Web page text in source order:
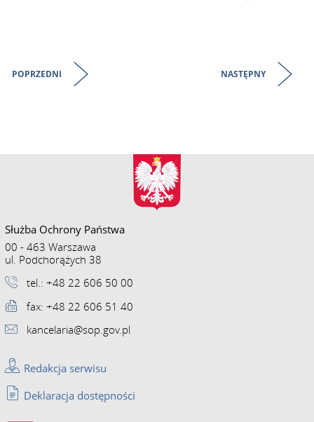
POPRZEDNI NASTĘPNY
Służba Ochrony Państwa
00 - 463 Warszawa
ul. Podchorążych 38
tel.: +48 22 606 50 00
fax: +48 22 606 51 40
kancelaria@sop.gov.pl
Redakcja serwisu
Deklaracja dostępności